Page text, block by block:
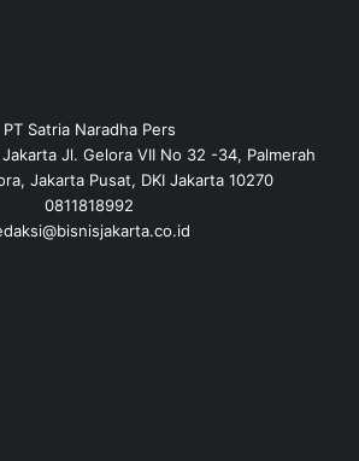
PT Satria Naradha Pers
Jl. Gelora VII No 32 -34, Palmerah
Jakarta Pusat, DKI Jakarta 10270
0811818992